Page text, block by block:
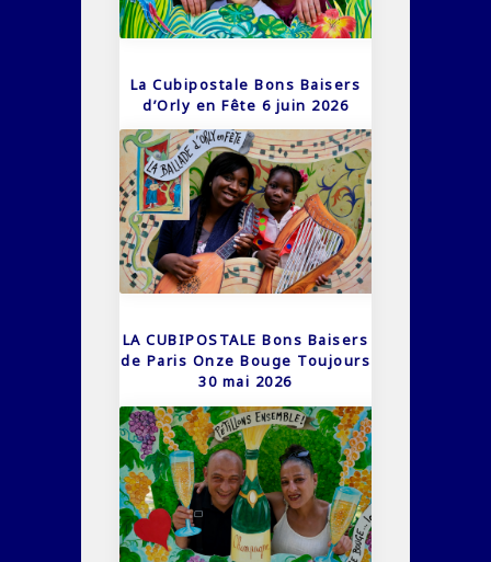
La Cubipostale Bons Baisers
d’Orly en Fête 6 juin 2026
LA CUBIPOSTALE Bons Baisers
de Paris Onze Bouge Toujours
30 mai 2026